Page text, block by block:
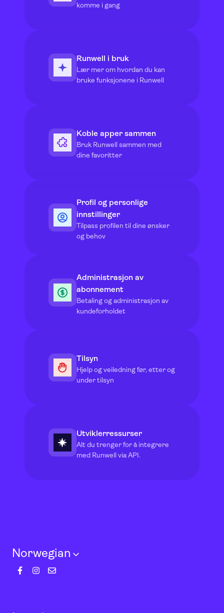
komme i gang
Runwell i bruk
Lær mer om hvordan du kan
bruke funksjonene i Runwell
Koble apper sammen
Bruk Runwell sammen med
dine favoritter
Profil og personlige
innstillinger
Tilpass profilen til dine ønsker
og behov
Administrasjon av
abonnement
Betaling og administrasjon av
kundeforholdet
Tilsyn
Hjelp og veiledning før, etter og
under tilsyn
Utviklerressurser
Alt du trenger for å integrere
med Runwell via API.
Norwegian